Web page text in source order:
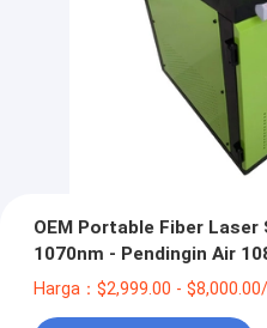
OEM Portable Fiber
1070nm - Pendingin Air
Harga：$2,999.00 -